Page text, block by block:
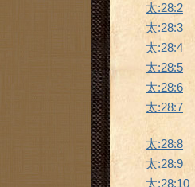
太:28:2
太:28:3
太:28:4
太:28:5
太:28:6
太:28:7
太:28:8
太:28:9
太:28:10